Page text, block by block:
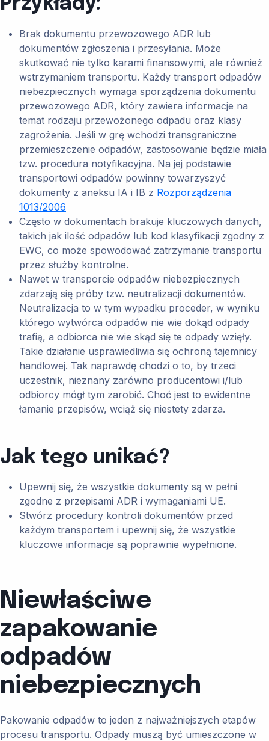
Przykłady:
Brak dokumentu przewozowego ADR lub
dokumentów zgłoszenia i przesyłania. Może
skutkować nie tylko karami finansowymi, ale również
wstrzymaniem transportu. Każdy transport odpadów
niebezpiecznych wymaga sporządzenia dokumentu
przewozowego ADR, który zawiera informacje na
temat rodzaju przewożonego odpadu oraz klasy
zagrożenia. Jeśli w grę wchodzi transgraniczne
przemieszczenie odpadów, zastosowanie będzie miała
tzw. procedura notyfikacyjna. Na jej podstawie
transportowi odpadów powinny towarzyszyć
dokumenty z aneksu IA i IB z Rozporządzenia
1013/2006
Często w dokumentach brakuje kluczowych danych,
takich jak ilość odpadów lub kod klasyfikacji zgodny z
EWC, co może spowodować zatrzymanie transportu
przez służby kontrolne.
Nawet w transporcie odpadów niebezpiecznych
zdarzają się próby tzw. neutralizacji dokumentów.
Neutralizacja to w tym wypadku proceder, w wyniku
którego wytwórca odpadów nie wie dokąd odpady
trafią, a odbiorca nie wie skąd się te odpady wzięły.
Takie działanie usprawiedliwia się ochroną tajemnicy
handlowej. Tak naprawdę chodzi o to, by trzeci
uczestnik, nieznany zarówno producentowi i/lub
odbiorcy mógł tym zarobić. Choć jest to ewidentne
łamanie przepisów, wciąż się niestety zdarza.
Jak tego unikać?
Upewnij się, że wszystkie dokumenty są w pełni
zgodne z przepisami ADR i wymaganiami UE.
Stwórz procedury kontroli dokumentów przed
każdym transportem i upewnij się, że wszystkie
kluczowe informacje są poprawnie wypełnione.
Niewłaściwe
zapakowanie
odpadów
niebezpiecznych
Pakowanie odpadów to jeden z najważniejszych etapów
procesu transportu. Odpady muszą być umieszczone w